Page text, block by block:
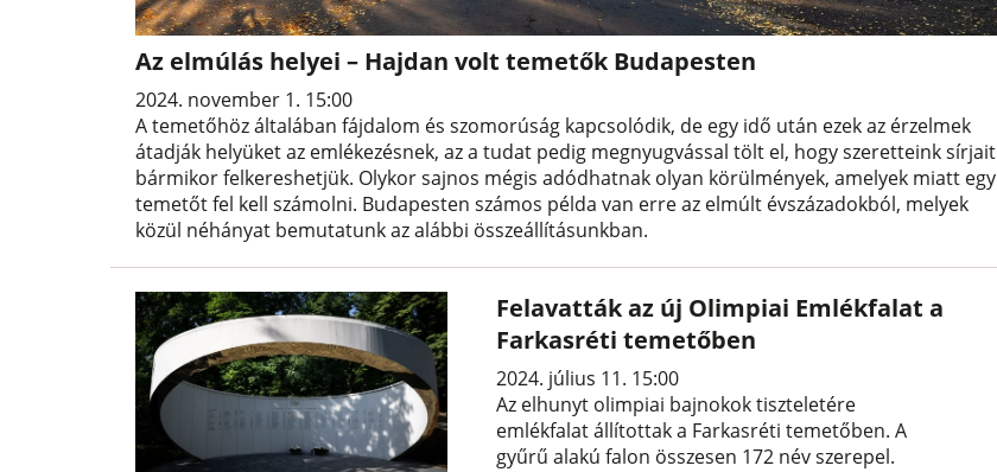
Az elmúlás helyei – Hajdan volt temetők Budapesten
2024. november 1. 15:00
A temetőhöz általában fájdalom és szomorúság kapcsolódik, de egy idő után ezek az érzelmek
átadják helyüket az emlékezésnek, az a tudat pedig megnyugvással tölt el, hogy szeretteink sírjait
bármikor felkereshetjük. Olykor sajnos mégis adódhatnak olyan körülmények, amelyek miatt egy
temetőt fel kell számolni. Budapesten számos példa van erre az elmúlt évszázadokból, melyek
közül néhányat bemutatunk az alábbi összeállításunkban.
Felavatták az új Olimpiai Emlékfalat a
Farkasréti temetőben
2024. július 11. 15:00
Az elhunyt olimpiai bajnokok tiszteletére
emlékfalat állítottak a Farkasréti temetőben. A
gyűrű alakú falon összesen 172 név szerepel.